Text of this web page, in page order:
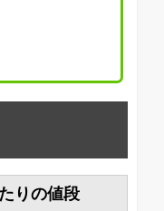
りの値段